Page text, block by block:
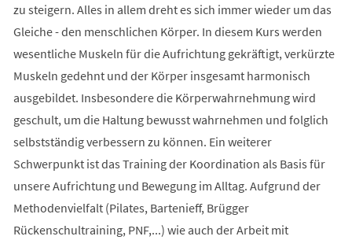
zu steigern. Alles in allem dreht es sich immer wieder um das
Gleiche - den menschlichen Körper. In diesem Kurs werden
wesentliche Muskeln für die Aufrichtung gekräftigt, verkürzte
Muskeln gedehnt und der Körper insgesamt harmonisch
ausgebildet. Insbesondere die Körperwahrnehmung wird
geschult, um die Haltung bewusst wahrnehmen und folglich
selbstständig verbessern zu können. Ein weiterer
Schwerpunkt ist das Training der Koordination als Basis für
unsere Aufrichtung und Bewegung im Alltag. Aufgrund der
Methodenvielfalt (Pilates, Bartenieff, Brügger
Rückenschultraining, PNF,...) wie auch der Arbeit mit